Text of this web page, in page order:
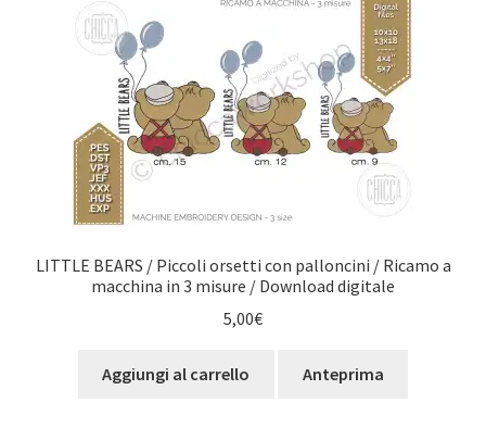
LITTLE BEARS / Piccoli orsetti con palloncini / Ricamo a
macchina in 3 misure / Download digitale
5,00€
Aggiungi al carrello Anteprima